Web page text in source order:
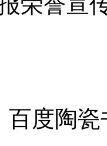
百度陶